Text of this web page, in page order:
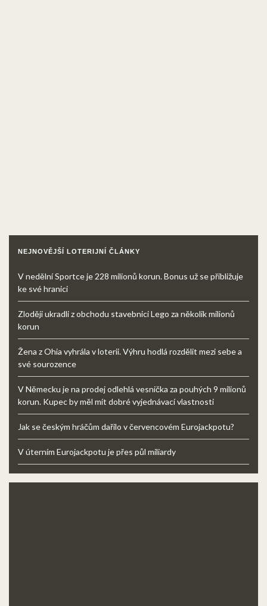
NEJNOVĚJŠÍ LOTERIJNÍ ČLÁNKY
V nedělní Sportce je 228 milionů korun. Bonus už se přibližuje
ke své hranici
Zloději ukradli z obchodu stavebnici Lego za několik milionů
korun
Žena z Ohia vyhrála v loterii. Výhru hodlá rozdělit mezi sebe a
své sourozence
V Německu je na prodej odlehlá vesnička za pouhých 9 milionů
korun. Kupec by měl mít dobré vyjednávací vlastnosti
Jak se českým hráčům dařilo v červencovém Eurojackpotu?
V úterním Eurojackpotu je přes půl miliardy